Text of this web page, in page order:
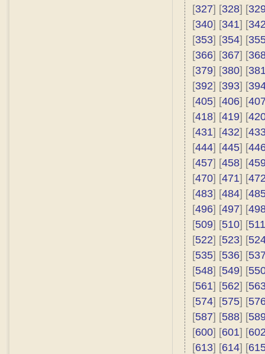
[327] [328] [
[340] [341] [
[353] [354] [
[366] [367] [
[379] [380] [
[392] [393] [
[405] [406] [
[418] [419] [
[431] [432] [
[444] [445] [
[457] [458] [
[470] [471] [
[483] [484] [
[496] [497] [
[509] [510] [511
[522] [523] [
[535] [536] [
[548] [549] [
[561] [562] [
[574] [575] [
[587] [588] [
[600] [601] [
[613] [614] [